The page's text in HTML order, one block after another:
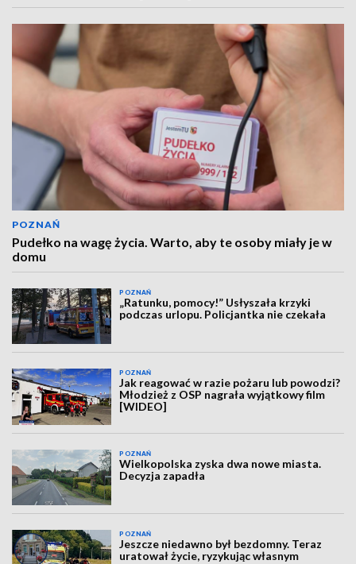
POZNAŃ
Pudełko na wagę życia. Warto, aby te osoby miały je w
domu
POZNAŃ
„Ratunku, pomocy!” Usłyszała krzyki
podczas urlopu. Policjantka nie czekała
POZNAŃ
Jak reagować w razie pożaru lub powodzi?
Młodzież z OSP nagrała wyjątkowy film
[WIDEO]
POZNAŃ
Wielkopolska zyska dwa nowe miasta.
Decyzja zapadła
POZNAŃ
Jeszcze niedawno był bezdomny. Teraz
uratował życie, ryzykując własnym